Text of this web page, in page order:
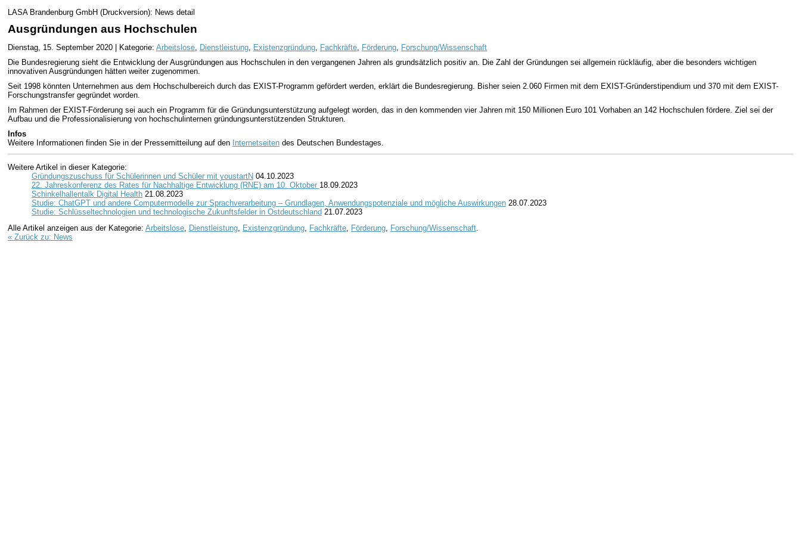
LASA Brandenburg GmbH (Druckversion): News detail
Ausgründungen aus Hochschulen
Dienstag, 15. September 2020 | Kategorie: Arbeitslose, Dienstleistung, Existenzgründung, Fachkräfte, Förderung, Forschung/Wissenschaft
Die Bundesregierung sieht die Entwicklung der Ausgründungen aus Hochschulen in den vergangenen Jahren als grundsätzlich positiv an. Die Zahl der Gründungen sei allgemein rückläufig, aber die besonders wichtigen
innovativen Ausgründungen hätten weiter zugenommen.
Seit 1998 könnten Unternehmen aus dem Hochschulbereich durch das EXIST-Programm gefördert werden, erklärt die Bundesregierung. Bisher seien 2.060 Firmen mit dem EXIST-Gründerstipendium und 370 mit dem EXIST-
Forschungstransfer gegründet worden.
Im Rahmen der EXIST-Förderung sei auch ein Programm für die Gründungsunterstützung aufgelegt worden, das in den kommenden vier Jahren mit 150 Millionen Euro 101 Vorhaben an 142 Hochschulen fördere. Ziel sei der
Aufbau und die Professionalisierung von hochschulinternen gründungsunterstützenden Strukturen.
Infos
Weitere Informationen finden Sie in der Pressemitteilung auf den Internetseitendes Deutschen Bundestages.
Weitere Artikel in dieser Kategorie:
Gründungszuschuss für Schülerinnen und Schüler mit youstartN 04.10.2023
22. Jahreskonferenz des Rates für Nachhaltige Entwicklung (RNE) am 10. Oktober 18.09.2023
Schinkelhallentalk Digital Health 21.08.2023
Studie: ChatGPT und andere Computermodelle zur Sprachverarbeitung – Grundlagen, Anwendungspotenziale und mögliche Auswirkungen 28.07.2023
Studie: Schlüsseltechnologien und technologische Zukunftsfelder in Ostdeutschland 21.07.2023
Alle Artikel anzeigen aus der Kategorie: Arbeitslose, Dienstleistung, Existenzgründung, Fachkräfte, Förderung, Forschung/Wissenschaft.
« Zurück zu: News